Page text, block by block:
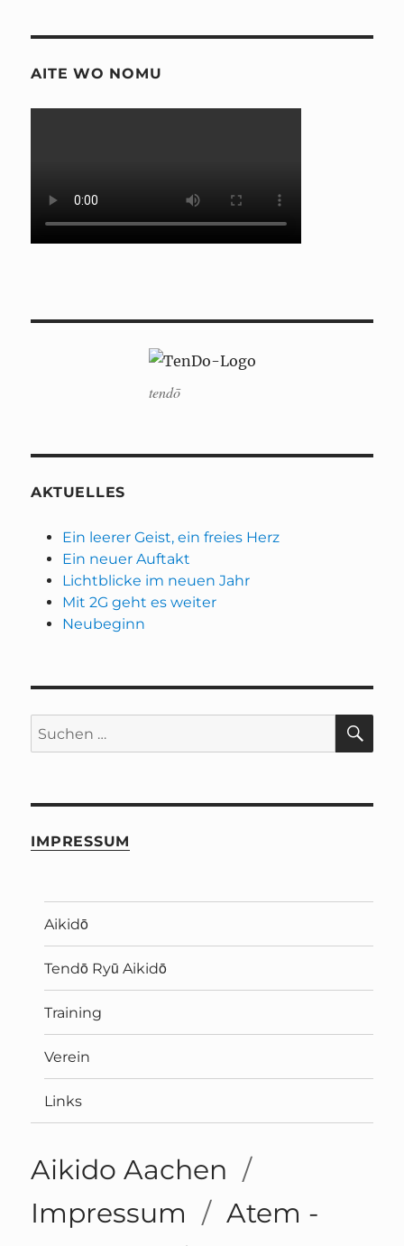
AITE WO NOMU
tendō
AKTUELLES
Ein leerer Geist, ein freies Herz
Ein neuer Auftakt
Lichtblicke im neuen Jahr
Mit 2G geht es weiter
Neubeginn
Suchen
nach:
IMPRESSUM
Aikidō
Tendō Ryū Aikidō
Training
Verein
Links
Aikido Aachen
Impressum